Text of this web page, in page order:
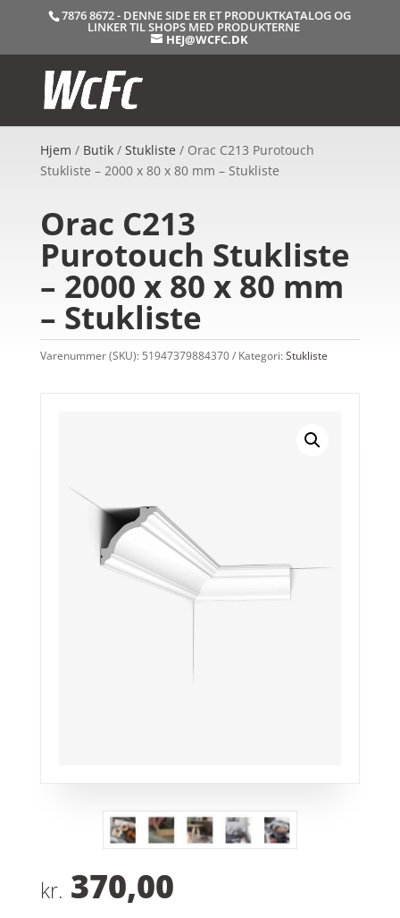
7876 8672 - DENNE SIDE ER ET PRODUKTKATALOG OG
LINKER TIL SHOPS MED PRODUKTERNE
HEJ@WCFC.DK
Hjem / Butik/ Stukliste / Orac C213 Purotouch
Stukliste – 2000 x 80 x 80 mm – Stukliste
Orac C213
Purotouch Stukliste
– 2000 x 80 x 80 mm
– Stukliste
Varenummer (SKU): 51947379884370 Kategori:Stukliste
kr. 370,00